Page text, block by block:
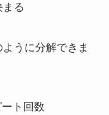
る
うに分解できま
ト回数